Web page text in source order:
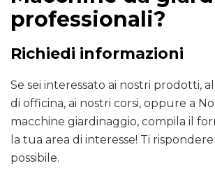
professionali?
Richiedi informazioni
Se sei interessato ai nostri prodotti,
di officina, ai nostri corsi, oppure a
macchine giardinaggio, compila il
la tua area di interesse! Ti
possibile.